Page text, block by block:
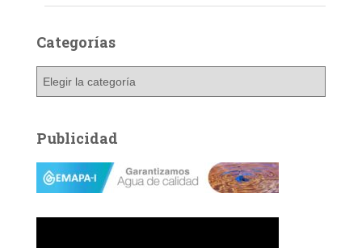
Categorías
g
o
a
Publicidad